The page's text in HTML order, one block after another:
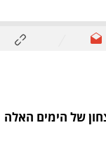
של הימים האלה